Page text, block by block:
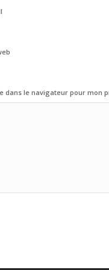
dans le navigateur pour mon